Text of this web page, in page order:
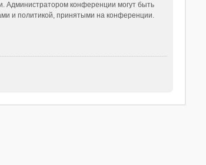
Администратором конференции могут быть
и политикой, принятыми на конференции.